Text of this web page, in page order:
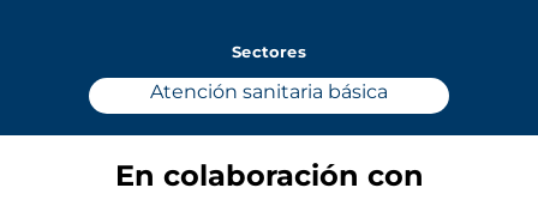
Sectores
Atención sanitaria básica
En colaboración con